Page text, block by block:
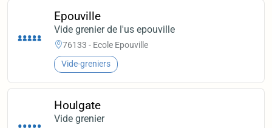
Epouville
Vide grenier de l'us epouville
76133 - Ecole Epouville
Vide-greniers
Houlgate
Vide grenier